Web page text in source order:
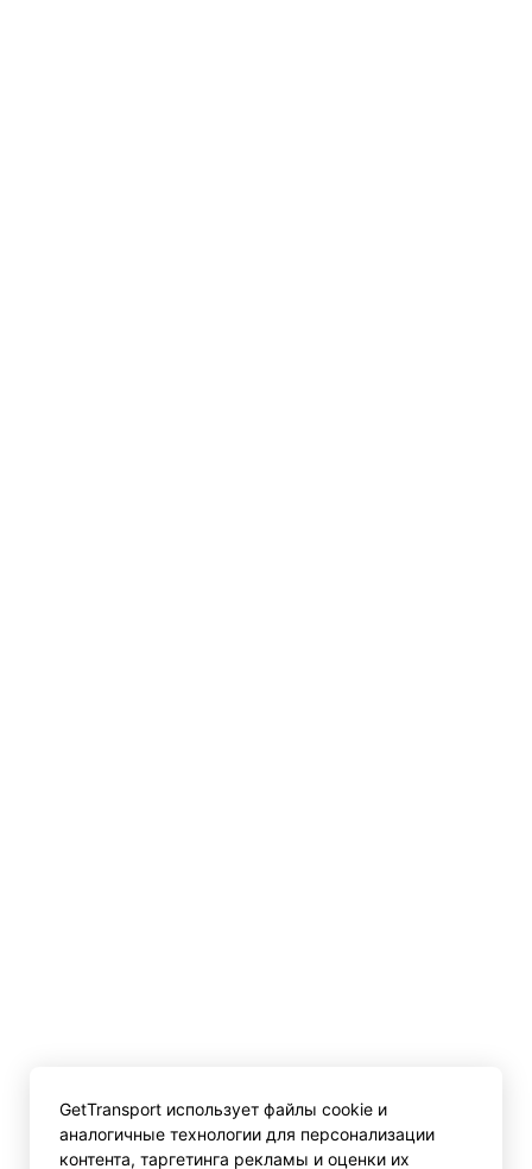
GetTransport использует файлы cookie и
аналогичные технологии для персонализации
контента, таргетинга рекламы и оценки их